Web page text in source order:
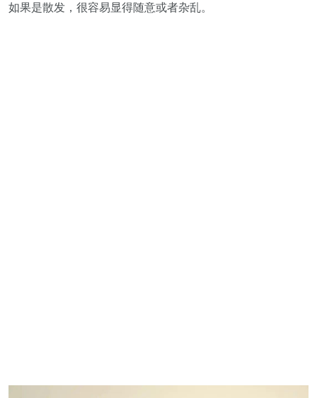
如果是散发，很容易显得随意或者杂乱。